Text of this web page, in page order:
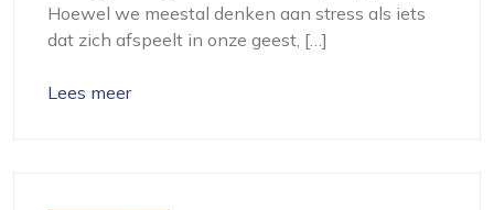
Hoewel we meestal denken aan stress als iets
dat zich afspeelt in onze geest, […]
Lees meer